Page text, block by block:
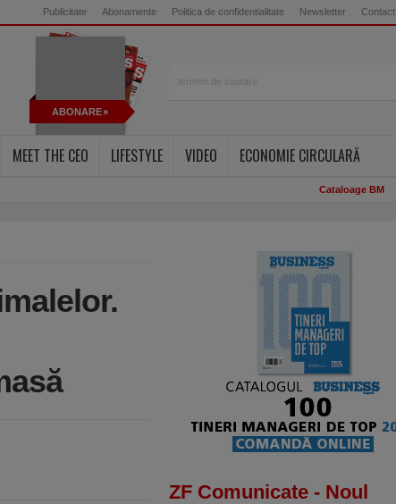
Publicitate Abonamente Politica de confidentialitate Newsletter Contact
ABONARE
MEET THE CEO LIFESTYLE VIDEO
ECONOMIE CIRCULARĂ
Cataloage BM
ZF Comunicate - Noul